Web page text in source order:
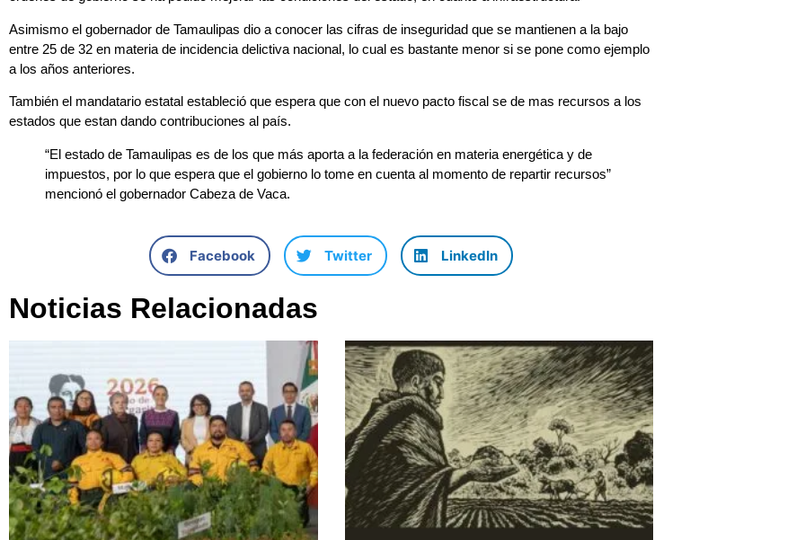
Asimismo el gobernador de Tamaulipas dio a conocer las cifras de inseguridad que se mantienen a la bajo
entre 25 de 32 en materia de incidencia delictiva nacional, lo cual es bastante menor si se pone como ejemplo
a los años anteriores.
También el mandatario estatal estableció que espera que con el nuevo pacto fiscal se de mas recursos a los
estados que estan dando contribuciones al país.
“El estado de Tamaulipas es de los que más aporta a la federación en materia energética y de
impuestos, por lo que espera que el gobierno lo tome en cuenta al momento de repartir recursos”
mencionó el gobernador Cabeza de Vaca.
Facebook Twitter LinkedIn
Noticias Relacionadas